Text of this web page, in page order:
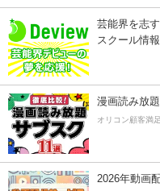
芸能界を志
スクール情
漫画読み放
オリコン顧客満
2026年動画